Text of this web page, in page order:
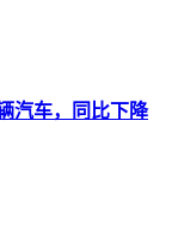
汽车，同比下降